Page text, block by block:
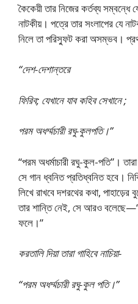
কৈকেয়ী তার নিজের কর্তব্য
নাটকীয়। পত্রে তার সংলাপের যে
নিলে তা পরিস্ফুট করা অসম্ভব।
“দেশ-দেশান্তরে
ফিরিব; যেখানে যাব কহিব সেখানে ;
পরম অধর্ম্মচারী রঘু-কুলপতি।”
“পরম অধর্মাচারী রঘু-কুল-পতি”।
সে গান ধ্বনিত প্রতিধ্বনিত হবে।
লিখে রাখবে দশরথের কথা,
তার শান্তি নেই, সে আরও
ফলে।”
করতালি দিয়া তারা গাহিবে নাচিয়া-
“পরম অধৰ্ম্মচারী রঘু-কুল পতি।”